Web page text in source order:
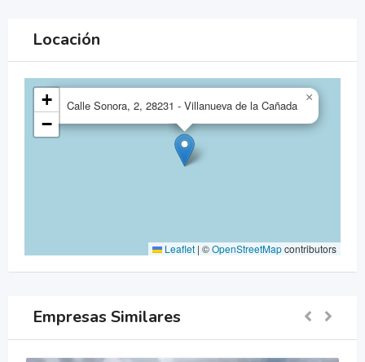
Locación
Calle Sonora, 2, 28231 - Villanueva de la Cañada
×
+
−
Leaflet | ©OpenStreetMapcontributors
Empresas Similares